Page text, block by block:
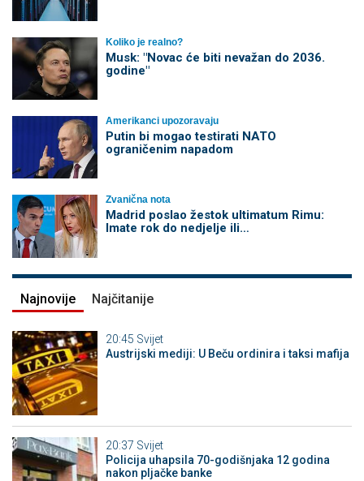
Koliko je realno?
Musk: "Novac će biti nevažan do 2036.
godine"
Amerikanci upozoravaju
Putin bi mogao testirati NATO
ograničenim napadom
Zvanična nota
Madrid poslao žestok ultimatum Rimu:
Imate rok do nedjelje ili…
Najnovije Najčitanije
20:45 Svijet
Austrijski mediji: U Beču ordinira i taksi mafija
20:37 Svijet
Policija uhapsila 70-godišnjaka 12 godina
nakon pljačke banke